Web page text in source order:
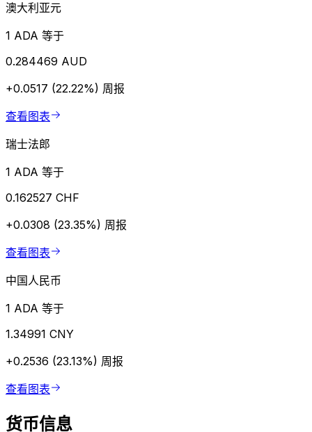
澳大利亚元
1 ADA 等于
0.284469 AUD
+0.0517 (22.22%) 周报
查看图表
瑞士法郎
1 ADA 等于
0.162527 CHF
+0.0308 (23.35%) 周报
查看图表
中国人民币
1 ADA 等于
1.34991 CNY
+0.2536 (23.13%) 周报
查看图表
货币信息